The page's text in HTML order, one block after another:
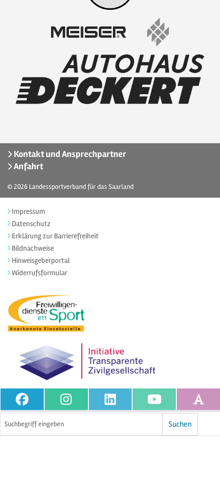
Kontakt und Ansprechpartner
Anfahrt
© 2026 Landessportverband für das Saarland
Impressum
Datenschutz
Erklärung zur Barrierefreiheit
Bildnachweise
Hinweisgeberportal
Widerrufsformular
Suchen